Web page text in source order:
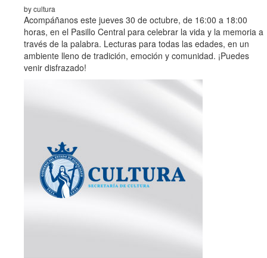
by cultura
Acompáñanos este jueves 30 de octubre, de 16:00 a 18:00
horas, en el Pasillo Central para celebrar la vida y la memoria a
través de la palabra. Lecturas para todas las edades, en un
ambiente lleno de tradición, emoción y comunidad. ¡Puedes
venir disfrazado!